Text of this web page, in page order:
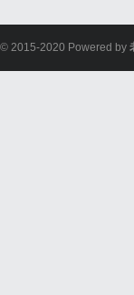
© 2015-2020 Powered by